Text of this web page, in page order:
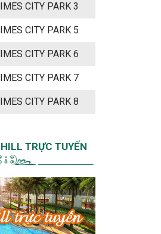
CITY PARK 3
CITY PARK 5
CITY PARK 6
CITY PARK 7
CITY PARK 8
TRỰC TUYẾN